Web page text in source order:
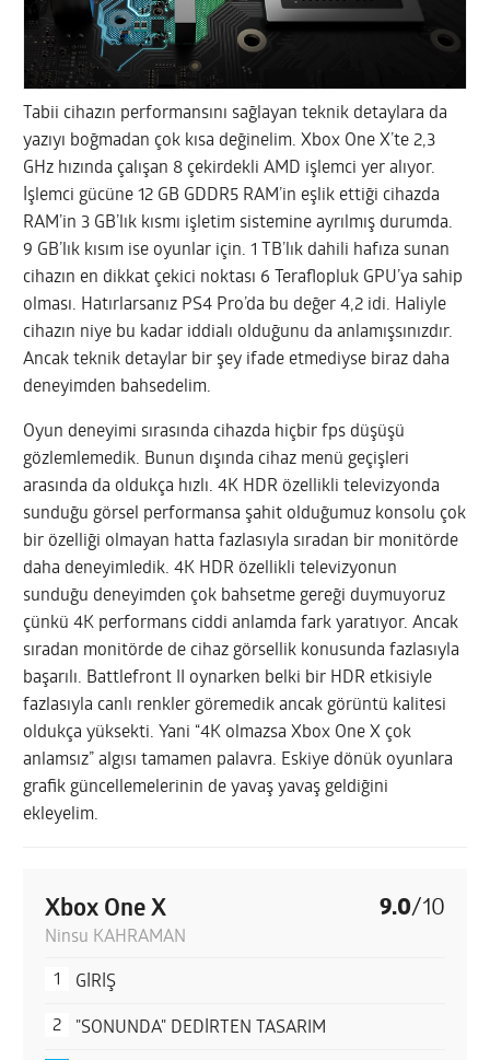
Tabii cihazın performansını sağlayan teknik detaylara da
yazıyı boğmadan çok kısa değinelim. Xbox One X’te 2,3
GHz hızında çalışan 8 çekirdekli AMD işlemci yer alıyor.
İşlemci gücüne 12 GB GDDR5 RAM’in eşlik ettiği cihazda
RAM’in 3 GB’lık kısmı işletim sistemine ayrılmış durumda.
9 GB’lık kısım ise oyunlar için. 1 TB’lık dahili hafıza sunan
cihazın en dikkat çekici noktası 6 Teraflopluk GPU’ya sahip
olması. Hatırlarsanız PS4 Pro’da bu değer 4,2 idi. Haliyle
cihazın niye bu kadar iddialı olduğunu da anlamışsınızdır.
Ancak teknik detaylar bir şey ifade etmediyse biraz daha
deneyimden bahsedelim.
Oyun deneyimi sırasında cihazda hiçbir fps düşüşü
gözlemlemedik. Bunun dışında cihaz menü geçişleri
arasında da oldukça hızlı. 4K HDR özellikli televizyonda
sunduğu görsel performansa şahit olduğumuz konsolu çok
bir özelliği olmayan hatta fazlasıyla sıradan bir monitörde
daha deneyimledik. 4K HDR özellikli televizyonun
sunduğu deneyimden çok bahsetme gereği duymuyoruz
çünkü 4K performans ciddi anlamda fark yaratıyor. Ancak
sıradan monitörde de cihaz görsellik konusunda fazlasıyla
başarılı. Battlefront II oynarken belki bir HDR etkisiyle
fazlasıyla canlı renkler göremedik ancak görüntü kalitesi
oldukça yüksekti. Yani “4K olmazsa Xbox One X çok
anlamsız” algısı tamamen palavra. Eskiye dönük oyunlara
grafik güncellemelerinin de yavaş yavaş geldiğini
ekleyelim.
Xbox One X 9.0/10
Ninsu KAHRAMAN
GİRİŞ
"SONUNDA" DEDİRTEN TASARIM